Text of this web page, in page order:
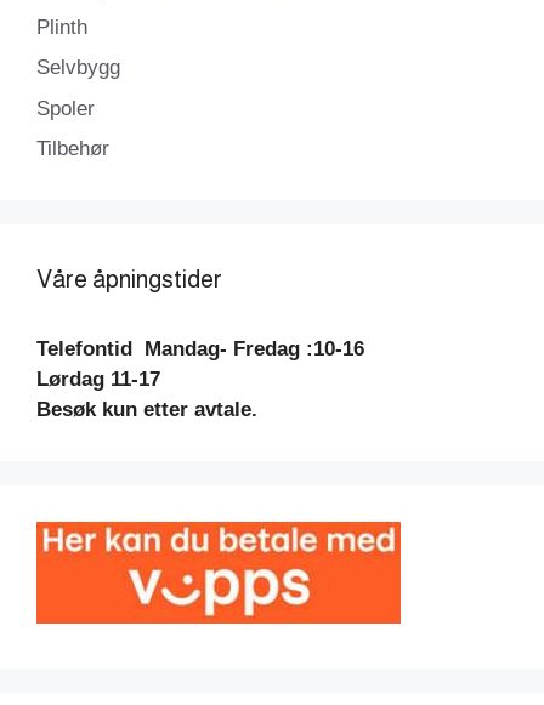
Plinth
Selvbygg
Spoler
Tilbehør
Våre åpningstider
Telefontid
Mandag- Fredag :10-16
Lørdag 11-17
Besøk kun etter avtale.